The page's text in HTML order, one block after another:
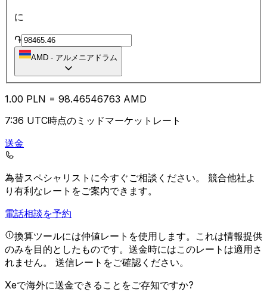
に
֏
AMD - アルメニアドラム
1.00 PLN = 98.46546763 AMD
7:36 UTC時点のミッドマーケットレート
送金
為替スペシャリストに今すぐご相談ください。 競合他社よ
り有利なレートをご案内できます。
電話相談を予約
換算ツールには仲値レートを使用します。これは情報提供
のみを目的としたものです。送金時にはこのレートは適用さ
れません。 送信レートをご確認ください。
Xeで海外に送金できることをご存知ですか?